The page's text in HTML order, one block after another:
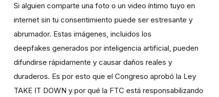
Si alguien comparte una foto o un video íntimo tuyo en
internet sin tu consentimiento puede ser estresante y
abrumador. Estas imágenes, incluidos los
deepfakes generados por inteligencia artificial, pueden
difundirse rápidamente y causar daños reales y
duraderos. Es por esto que el Congreso aprobó la Ley
TAKE IT DOWN y por qué la FTC está responsabilizando